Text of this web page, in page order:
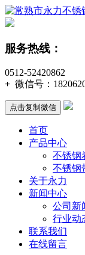
服务热线：
0512-52420862
+ 微信号：
点击复制微信
首页
产品中心
不锈钢
不锈钢
关于永力
新闻中心
公司新
行业动
联系我们
在线留言